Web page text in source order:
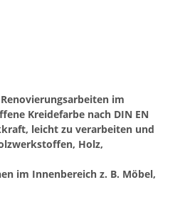
im
Kreidefarbe nach DIN EN
leicht zu verarbeiten und
Holz,
im Innenbereich z. B. Möbel,